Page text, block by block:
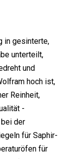
in gesinterte,
unterteilt,
und
hoch ist,
Reinheit,
-
der
für Saphir-
für